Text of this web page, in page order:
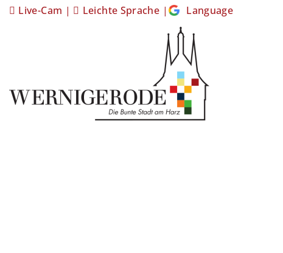
Live-Cam | Leichte Sprache | Language